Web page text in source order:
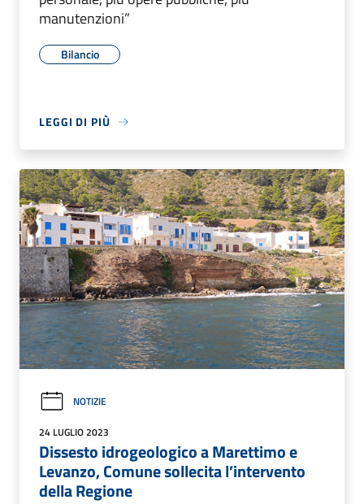
manutenzioni”
Bilancio
LEGGI DI PIÙ
NOTIZIE
24 LUGLIO 2023
Dissesto idrogeologico a Marettimo e
Levanzo, Comune sollecita l’intervento
della Regione